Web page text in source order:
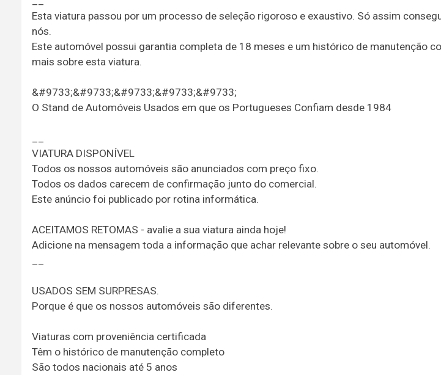
Esta viatura passou por um processo de seleção rigoroso e exaustivo. Só assim
nós.
Este automóvel possui garantia completa de 18 meses e um histórico de manutenção
mais sobre esta viatura.
&#9733;&#9733;&#9733;&#9733;&#9733;
O Stand de Automóveis Usados em que os Portugueses Confiam desde 1984
VIATURA DISPONÍVEL
Todos os nossos automóveis são anunciados com preço fixo.
Todos os dados carecem de confirmação junto do comercial.
Este anúncio foi publicado por rotina informática.
ACEITAMOS RETOMAS - avalie a sua viatura ainda hoje!
Adicione na mensagem toda a informação que achar relevante sobre o seu automóvel.
USADOS SEM SURPRESAS.
Porque é que os nossos automóveis são diferentes.
Viaturas com proveniência certificada
Têm o histórico de manutenção completo
São todos nacionais até 5 anos